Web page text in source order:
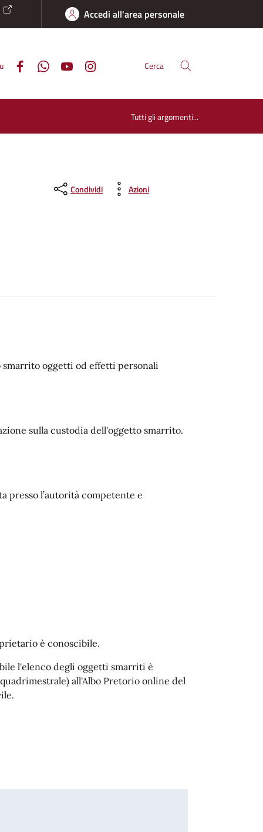
Accedi all'area personale
Cerca
Tutti gli argomenti...
Condividi Azioni
oggetti od effetti personali
sulla custodia dell'oggetto smarrito.
presso l’autorità competente e
è conoscibile.
l'elenco degli oggetti smarriti è
all'Albo Pretorio online del